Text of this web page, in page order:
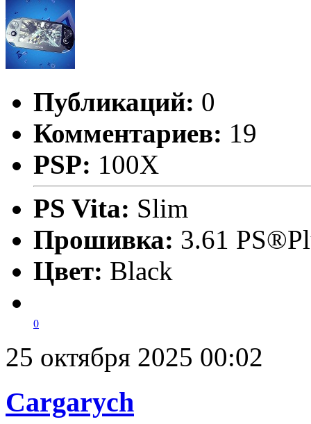
Публикаций: 0
Комментариев: 19
PSP: 100X
PS Vita: Slim
Прошивка: 3.61
Цвет: Black
0
25 октября 2025 00:02
Cargarych